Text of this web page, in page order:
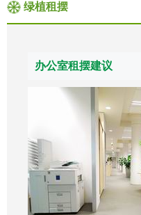
绿植租摆
办公室租摆建议